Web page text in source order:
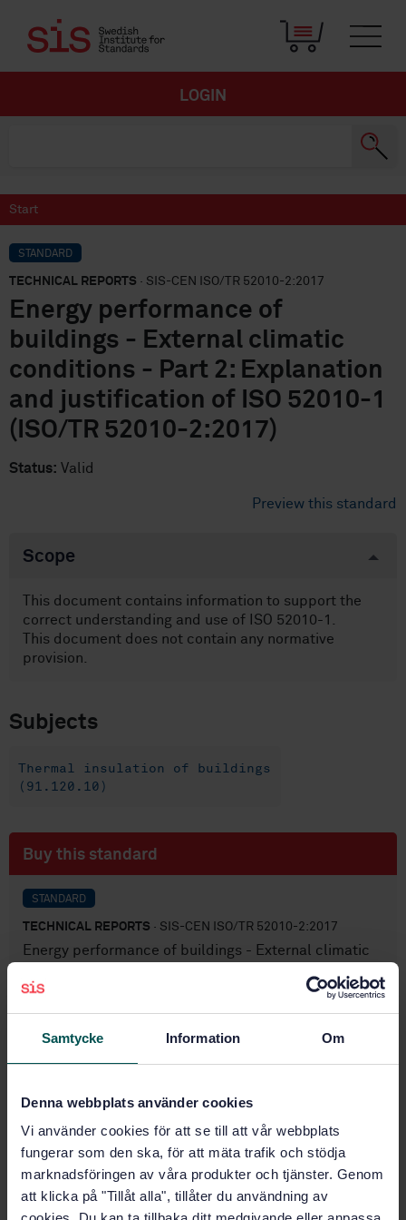
Samtycke Information Om
Denna webbplats använder cookies
Vi använder cookies för att se till att vår webbplats
fungerar som den ska, för att mäta trafik och stödja
marknadsföringen av våra produkter och tjänster. Genom
att klicka på "Tillåt alla", tillåter du användning av
LOGIN
Start
STANDARD
TECHNICAL REPORTS · SIS-CEN ISO/TR 52010-2:2017
Energy performance of
buildings - External climatic
conditions - Part 2: Explanation
and justification of ISO 52010-1
(ISO/TR 52010-2:2017)
Status: Valid
Preview this standard
Scope
This document contains information to support the
correct understanding and use of ISO 52010-1.
This document does not contain any normative
provision.
Subjects
Thermal insulation of buildings
(91.120.10)
Buy this standard
STANDARD
TECHNICAL REPORTS · SIS-CEN ISO/TR 52010-2:2017
Energy performance of buildings - External climatic
ISO 52010-1 (ISO/TR 52010-2:2017)
Subscribe on standards - Read more
Show more